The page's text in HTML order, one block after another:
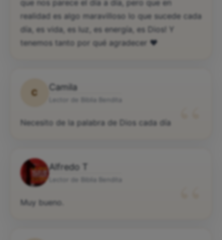
que nos parece el día a día, pero que en
realidad es algo maravilloso lo que sucede cada
día, es vida, es luz, es energía, es Dios! Y
tenemos tanto por qué agradecer ♥️
C
Camila
Necesito de la palabra de Dios cada día
Alfredo T
Muy bueno.